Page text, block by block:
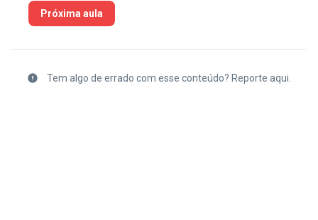
Próxima aula
Tem algo de errado com esse conteúdo? Reporte aqui.